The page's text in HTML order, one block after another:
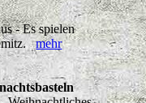
- Es spielen
mehr